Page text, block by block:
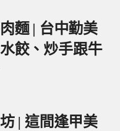
麵 | 台中勤美
餃、炒手跟牛
| 這間逢甲美